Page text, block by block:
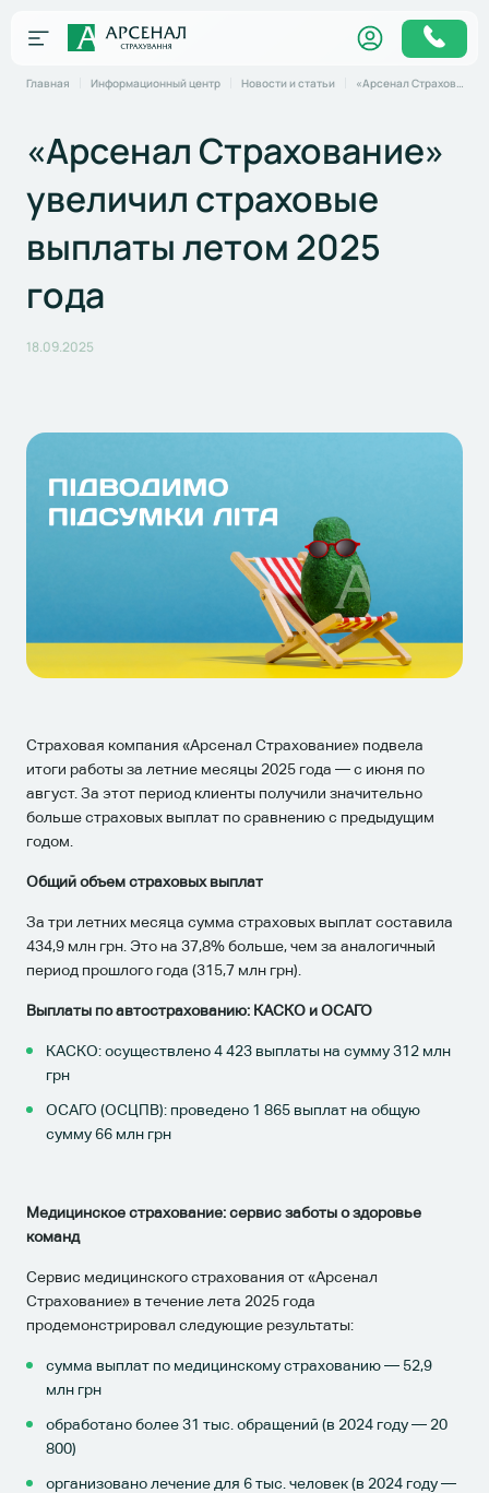
Главная Информационный центр Новости и статьи «Арсенал Страхование» увеличил страховые выплаты летом 2025 года
«Арсенал Страхование»
увеличил страховые
выплаты летом 2025
года
18.09.2025
Страховая компания «Арсенал Страхование» подвела
итоги работы за летние месяцы 2025 года — с июня по
август. За этот период клиенты получили значительно
больше страховых выплат по сравнению с предыдущим
годом.
Общий объем страховых выплат
За три летних месяца сумма страховых выплат составила
434,9 млн грн. Это на 37,8% больше, чем за аналогичный
период прошлого года (315,7 млн грн).
Выплаты по автострахованию: КАСКО и ОСАГО
КАСКО: осуществлено 4 423 выплаты на сумму 312 млн
грн
ОСАГО (ОСЦПВ): проведено 1 865 выплат на общую
сумму 66 млн грн
Медицинское страхование: сервис заботы о здоровье
команд
Сервис медицинского страхования от «Арсенал
Страхование» в течение лета 2025 года
продемонстрировал следующие результаты:
сумма выплат по медицинскому страхованию — 52,9
млн грн
обработано более 31 тыс. обращений (в 2024 году — 20
800)
организовано лечение для 6 тыс. человек (в 2024 году —